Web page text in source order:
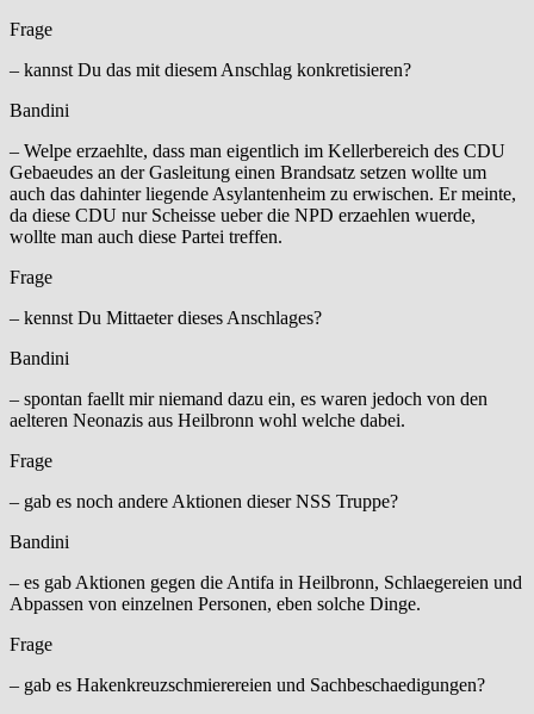
Frage
– kannst Du das mit diesem Anschlag konkretisieren?
Bandini
– Welpe erzaehlte, dass man eigentlich im Kellerbereich des CDU
Gebaeudes an der Gasleitung einen Brandsatz setzen wollte um
auch das dahinter liegende Asylantenheim zu erwischen. Er meinte,
da diese CDU nur Scheisse ueber die NPD erzaehlen wuerde,
wollte man auch diese Partei treffen.
Frage
– kennst Du Mittaeter dieses Anschlages?
Bandini
– spontan faellt mir niemand dazu ein, es waren jedoch von den
aelteren Neonazis aus Heilbronn wohl welche dabei.
Frage
– gab es noch andere Aktionen dieser NSS Truppe?
Bandini
– es gab Aktionen gegen die Antifa in Heilbronn, Schlaegereien und
Abpassen von einzelnen Personen, eben solche Dinge.
Frage
– gab es Hakenkreuzschmierereien und Sachbeschaedigungen?